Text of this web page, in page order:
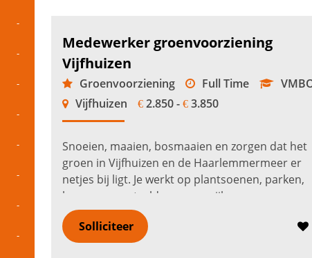
-
-
-
-
-
-
-
-
Medewerker groenvoorziening
Vijfhuizen
Groenvoorziening Full Time
Vijfhuizen
€2.850 - €3.850
Snoeien, maaien, bosmaaien en zorgen dat het
groen in Vijfhuizen en de Haarlemmermeer er
netjes bij ligt. Je werkt op plantsoenen, parken,
bermen, sportvelden, woonwijken en
bedrijfsterreinen. Met handgereedschap,
bosmaa...Lees verder
Solliciteer